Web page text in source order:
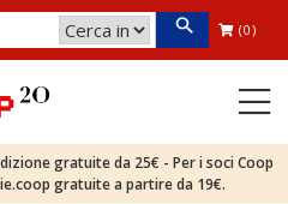
(0)
gratuite da 25€ - Per i soci Coop
gratuite a partire da 19€.